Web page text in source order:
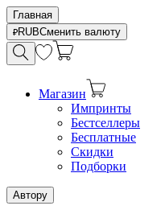
Главная
RUBСменить валюту
Магазин
Импринты
Бестселлеры
Бесплатные
Скидки
Подборки
Автору